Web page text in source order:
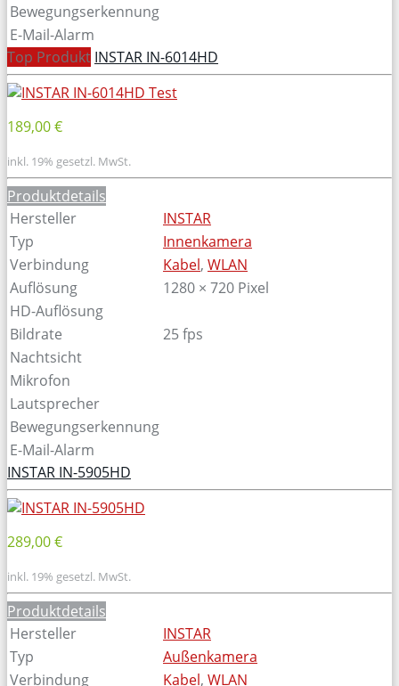
Bewegungserkennung
E-Mail-Alarm
Top Produkt INSTAR IN-6014HD
189,00 €
inkl. 19% gesetzl. MwSt.
Produktdetails
Hersteller
INSTAR
Typ
Innenkamera
Verbindung
Kabel, WLAN
Auflösung
1280 × 720 Pixel
HD-Auflösung
Bildrate
25 fps
Nachtsicht
Mikrofon
Lautsprecher
Bewegungserkennung
E-Mail-Alarm
INSTAR IN-5905HD
289,00 €
inkl. 19% gesetzl. MwSt.
Produktdetails
Hersteller
INSTAR
Typ
Außenkamera
Verbindung
Kabel, WLAN